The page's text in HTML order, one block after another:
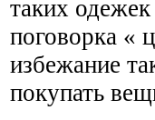
таких
поговорка «
избежание
покупать